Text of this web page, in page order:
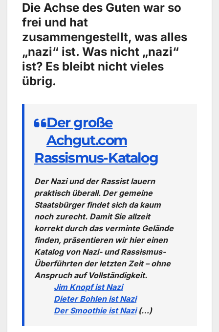
Die Achse des Guten war so
frei und hat
zusammengestellt, was alles
„nazi“ ist. Was nicht „nazi“
ist? Es bleibt nicht vieles
übrig.
Der große
Achgut.com
Rassismus-Katalog
Der Nazi und der Rassist lauern
praktisch überall. Der gemeine
Staatsbürger findet sich da kaum
noch zurecht. Damit Sie allzeit
korrekt durch das verminte Gelände
finden, präsentieren wir hier einen
Katalog von Nazi- und Rassismus-
Überführten der letzten Zeit – ohne
Anspruch auf Vollständigkeit.
Jim Knopf ist Nazi
Dieter Bohlen ist Nazi
Der Smoothie ist Nazi(…)